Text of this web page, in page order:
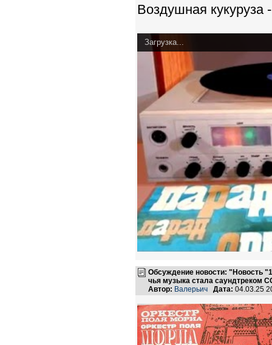
Воздушная кукуруза
Загрузка...
Обсуждение новости: "Новость
чья музыка стала саундтреком
Автор: Валерьич Дата: 04.03.25